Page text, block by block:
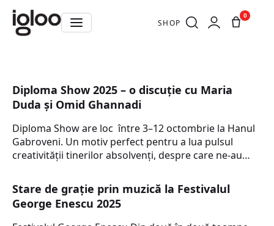
SHOP
0
Diploma Show 2025 – o discuție cu Maria
Duda și Omid Ghannadi
Diploma Show are loc între 3–12 octombrie la Hanul
Gabroveni. Un motiv perfect pentru a lua pulsul
creativității tinerilor absolvenți, despre care ne-au…
Stare de grație prin muzică la Festivalul
George Enescu 2025